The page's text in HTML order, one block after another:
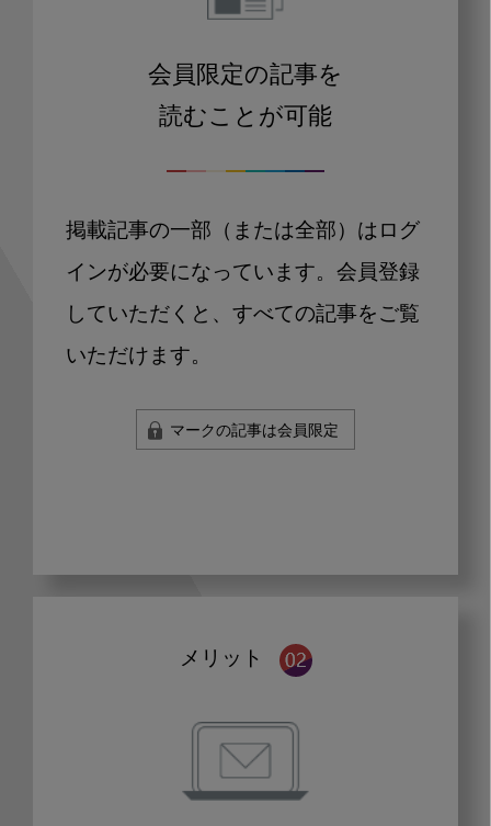
会員限定の記事を
読むことが可能
掲載記事の一部（または全部）はログ
インが必要になっています。会員登録
していただくと、すべての記事をご覧
いただけます。
マークの記事は会員限定
メリット